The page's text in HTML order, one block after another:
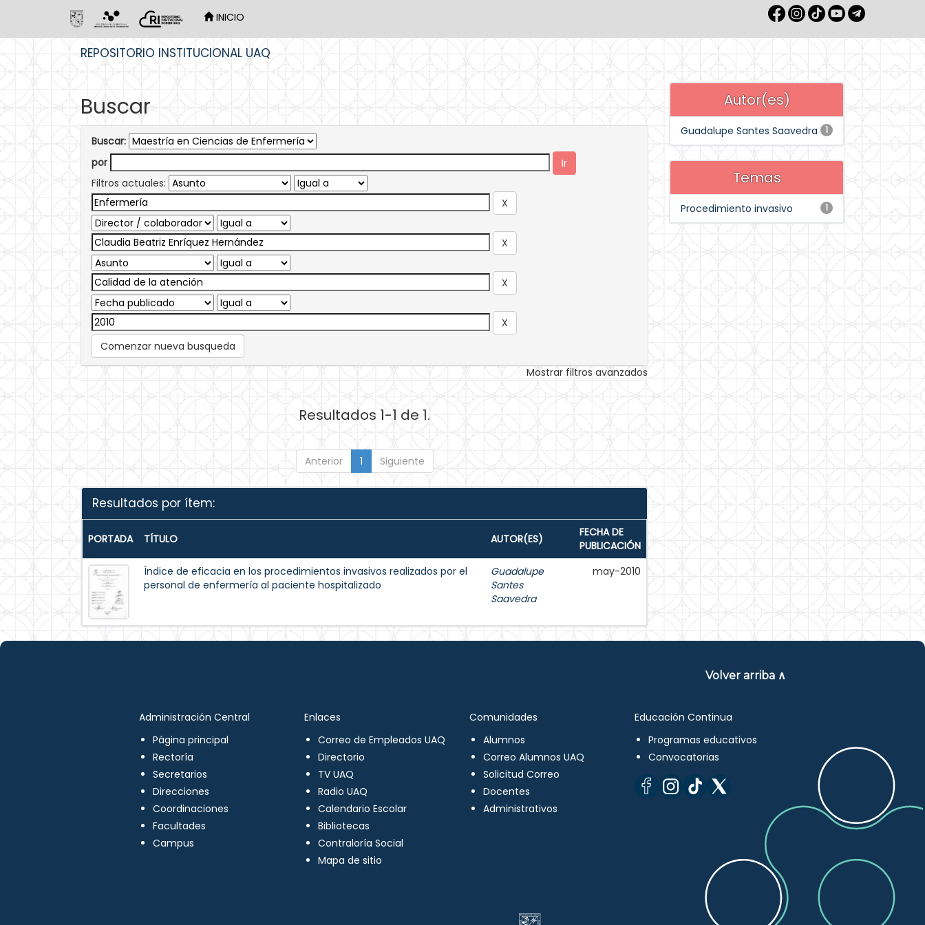
INICIO
REPOSITORIO INSTITUCIONAL UAQ
Buscar
Buscar:
por
Filtros actuales:
Comenzar nueva busqueda
Mostrar filtros avanzados
Resultados 1-1 de 1.
Anterior 1 Siguiente
Resultados por ítem:
PORTADA TÍTULO AUTOR(ES)
FECHA DE
PUBLICACIÓN
Índice de eficacia en los procedimientos invasivos realizados por el
personal de enfermería al paciente hospitalizado
Guadalupe
Santes
Saavedra
may-2010
Autor(es)
1
Guadalupe Santes Saavedra
Temas
1
Procedimiento invasivo
Volver arriba ∧
Administración Central
Página principal
Rectoría
Secretarios
Direcciones
Coordinaciones
Facultades
Campus
Enlaces
Correo de Empleados UAQ
Directorio
TV UAQ
Radio UAQ
Calendario Escolar
Bibliotecas
Contraloría Social
Mapa de sitio
Comunidades
Alumnos
Correo Alumnos UAQ
Solicitud Correo
Docentes
Administrativos
Educación Continua
Programas educativos
Convocatorias